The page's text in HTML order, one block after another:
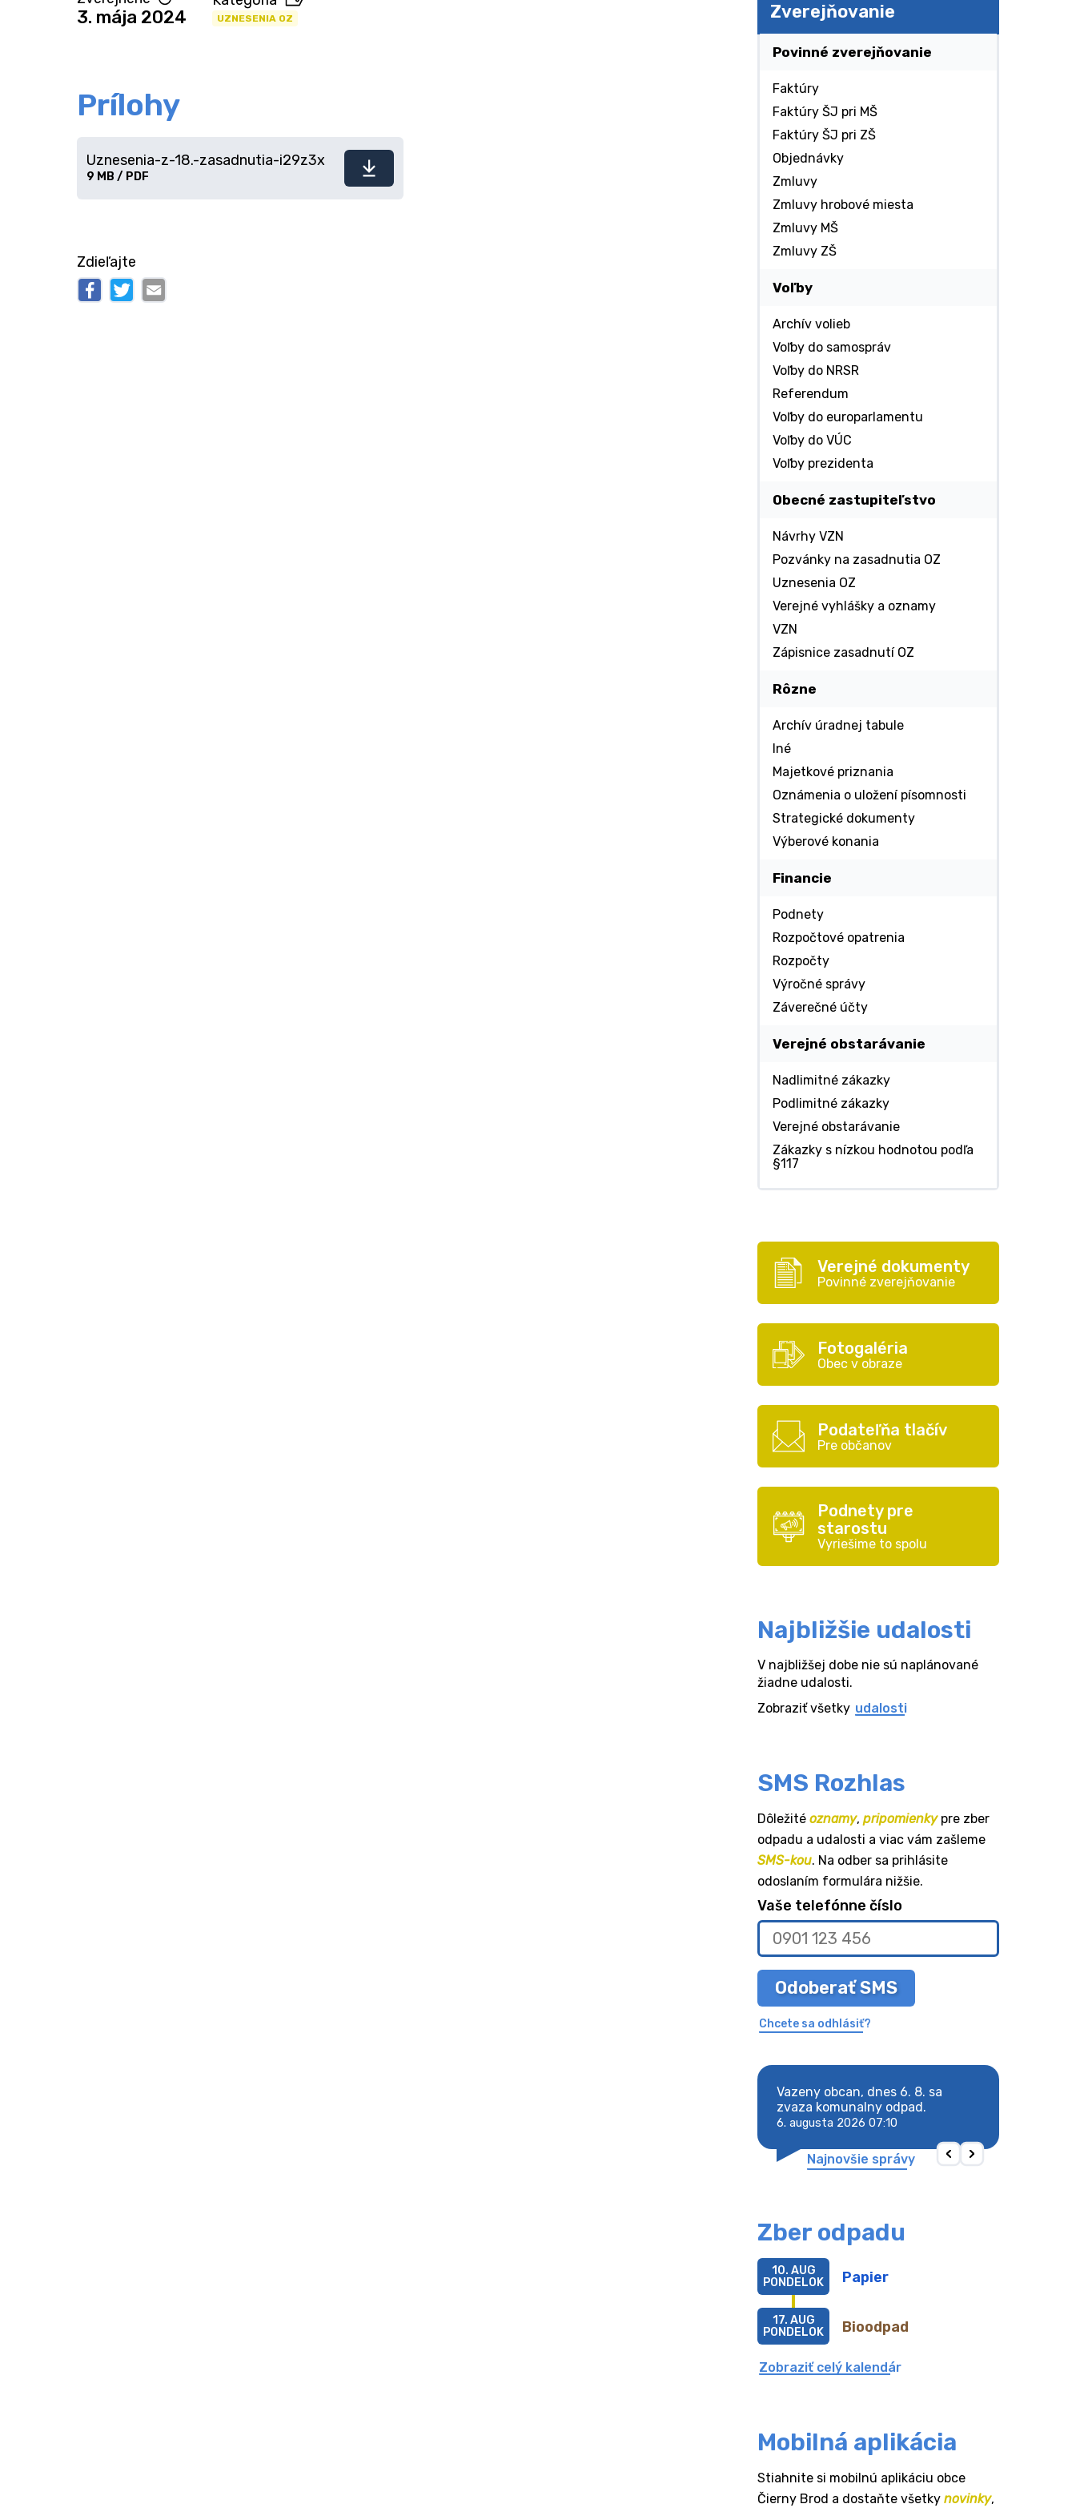
3. mája 2024 UZNESENIA OZ
Prílohy
Stiahnuť
Uznesenia-z-18.-zasadnutia-i29z3x
9 MB / PDF
Zdieľajte
Zverejňovanie
Povinné zverejňovanie
Faktúry
Faktúry ŠJ pri MŠ
Faktúry ŠJ pri ZŠ
Objednávky
Zmluvy
Zmluvy hrobové miesta
Zmluvy MŠ
Zmluvy ZŠ
Voľby
Archív volieb
Voľby do samospráv
Voľby do NRSR
Referendum
Voľby do europarlamentu
Voľby do VÚC
Voľby prezidenta
Obecné zastupiteľstvo
Návrhy VZN
Pozvánky na zasadnutia OZ
Uznesenia OZ
Verejné vyhlášky a oznamy
VZN
Zápisnice zasadnutí OZ
Rôzne
Archív úradnej tabule
Iné
Majetkové priznania
Oznámenia o uložení písomnosti
Strategické dokumenty
Výberové konania
Financie
Podnety
Rozpočtové opatrenia
Rozpočty
Výročné správy
Záverečné účty
Verejné obstarávanie
Nadlimitné zákazky
Podlimitné zákazky
Verejné obstarávanie
Zákazky s nízkou hodnotou podľa
§117
Verejné dokumenty
Povinné zverejňovanie
Fotogaléria
Obec v obraze
Podateľňa tlačív
Pre občanov
Podnety pre
starostu
Vyriešime to spolu
Najbližšie udalosti
V najbližšej dobe nie sú naplánované
žiadne udalosti.
Zobraziť všetky udalosti
SMS Rozhlas
Dôležité oznamy, pripomienkypre zber
odpadu a udalosti a viac vám zašleme
SMS-kou. Na odber sa prihlásite
odoslaním formulára nižšie.
Vaše telefónne číslo
Odoberať SMS
Chcete sa odhlásiť?
Vazeny obcan, dnes 6. 8. sa
zvaza komunalny odpad.
6. augusta 2026 07:10
Najnovšie správy
Zber odpadu
Papier
10. AUG
PONDELOK
Bioodpad
17. AUG
PONDELOK
Zobraziť celý kalendár
Mobilná aplikácia
Stiahnite si mobilnú aplikáciu obce
Čierny Brod a dostaňte všetky novinky,